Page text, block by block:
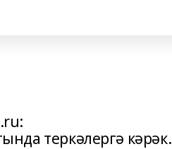
теркәлергә кәрәк.